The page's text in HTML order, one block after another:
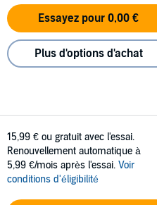
Essayez pour 0,00 €
Plus d'options d'achat
15,99 € ou gratuit avec l'essai.
Renouvellement automatique à
5,99 €/mois après l'essai. Voir
conditions d'éligibilité